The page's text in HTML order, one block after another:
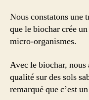
Nous constatons une
que le biochar crée
micro-organismes.
Avec le biochar,
qualité sur des sols
remarqué que c’est